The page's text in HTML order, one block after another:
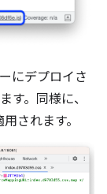
にデプロイさ
す。同様に、
されます。